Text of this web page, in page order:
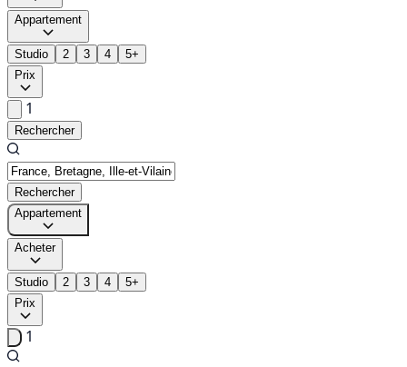
Appartement
Studio 2 3 4
5+
Prix
1
Rechercher
Rechercher
Appartement
Acheter
Studio 2 3 4
5+
Prix
1